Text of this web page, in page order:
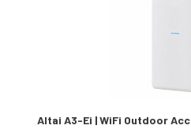
Altai A3-Ei | WiFi Outdoor